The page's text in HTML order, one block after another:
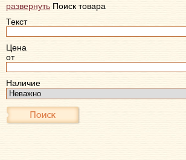
развернуть Поиск товара
Текст
Цена
от
Наличие